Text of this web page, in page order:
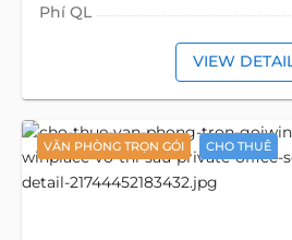
Phí QL
VIEW
VĂN PHÒNG TRỌN GÓI CHO THUÊ